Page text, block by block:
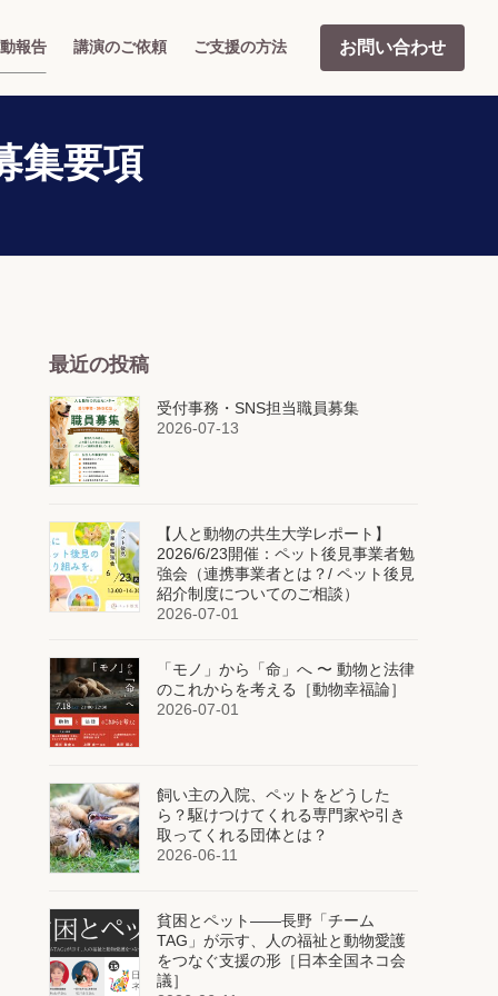
お問い合わせ
報告 講演のご依頼 ご支援の方法
集要項
最近の投稿
受付事務・SNS担当職員募集
2026-07-13
【人と動物の共生大学レポート】
2026/6/23開催：ペット後見事業者勉
強会（連携事業者とは？/ ペット後見
紹介制度についてのご相談）
2026-07-01
「モノ」から「命」へ 〜 動物と法律
のこれからを考える［動物幸福論］
2026-07-01
飼い主の入院、ペットをどうした
ら？駆けつけてくれる専門家や引き
取ってくれる団体とは？
2026-06-11
貧困とペット——長野「チーム
TAG」が示す、人の福祉と動物愛護
をつなぐ支援の形［日本全国ネコ会
議］